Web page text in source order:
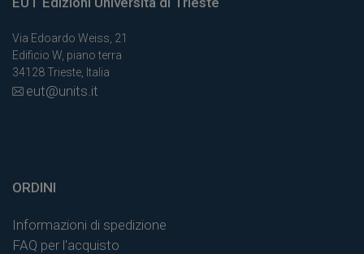
Via Edoardo Weiss, 21
Edificio W, piano terra
34128 Trieste, Italia
eut@units.it
ORDINI
Informazioni di spedizione
FAQ per l'acquisto